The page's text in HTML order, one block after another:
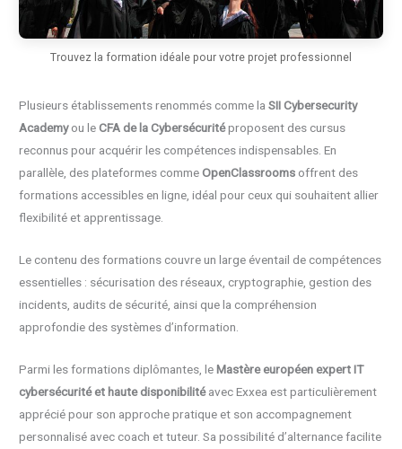
Trouvez la formation idéale pour votre projet professionnel
Plusieurs établissements renommés comme laSII Cybersecurity
Academyou leCFA de la Cybersécuritéproposent des cursus
reconnus pour acquérir les compétences indispensables. En
parallèle, des plateformes commeOpenClassrooms offrent des
formations accessibles en ligne, idéal pour ceux qui souhaitent allier
flexibilité et apprentissage.
Le contenu des formations couvre un large éventail de compétences
essentielles : sécurisation des réseaux, cryptographie, gestion des
incidents, audits de sécurité, ainsi que la compréhension
approfondie des systèmes d’information.
Parmi les formations diplômantes, leMastère européen expert IT
cybersécurité et haute disponibilitéavec Exxea est particulièrement
apprécié pour son approche pratique et son accompagnement
personnalisé avec coach et tuteur. Sa possibilité d’alternance facilite